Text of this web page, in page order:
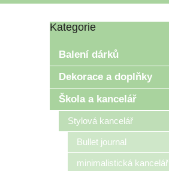
P
r
n
Přeskočit
Kategorie
Balení dárků
Dekorace a doplňky
Škola a kancelář
Stylová kancelář
Bullet journal
minimalistická kancelář